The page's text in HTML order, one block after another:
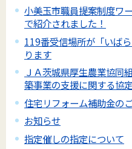
小美玉市職員提案制度ワ
で紹介されました！
119番受信場所が「いば
ります
ＪＡ茨城県厚生農業協同
築事業の支援に関する協
住宅リフォーム補助金の
お知らせ
指定催しの指定について